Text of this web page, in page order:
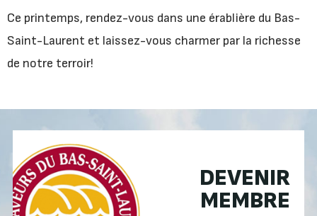
Ce printemps, rendez-vous dans une érablière du Bas-
Saint-Laurent et laissez-vous charmer par la richesse
de notre terroir!
DEVENIR
MEMBRE